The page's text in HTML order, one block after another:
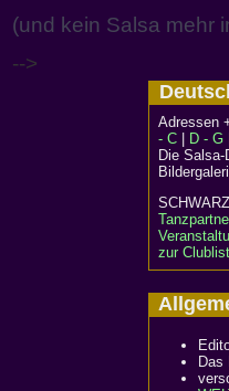
(und kein Salsa mehr
-->
Adressen
- C
D - G
Die
zur
Das